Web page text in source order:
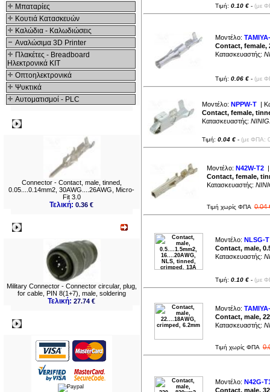
Μπαταρίες
Κουτιά Κατασκευών
Καλώδια - Καλωδιώσεις
Αναλώσιμα 3D Printer
Πλακέτες - Breadboard
Ηλεκτρονικά ΚΙΤ
Οπτοηλεκτρονικά
Ψυκτικά
Αυτοματισμοί - PLC
Connector - Contact, male, tinned,
0.05....0.14mm2, 30AWG....26AWG, Micro-
Fit 3.0
Τελική:0.36 €
Military Connector - Connector circular, plug,
for cable, PIN 8(1+7), male, soldering
Τελική:27.74 €
Τιμή: 0.10 € - (με
Μοντέλο:
Contact, female,
Κατασκευαστής:
Τιμή: 0.06 € - (με
Μοντέλο: NPPW-T |
Contact, female,
Κατασκευαστής:
Τιμή: 0.04 € - (με ΦΠΑ:
Μοντέλο: N42W-T2
Contact, female,
Κατασκευαστής:
Τιμή χωρίς ΦΠΑ 0.04
Μοντέλο: NLSG-T
Contact, male,
Κατασκευαστής:
Τιμή: 0.10 € - (με
Μοντέλο:
Contact, male,
Κατασκευαστής:
Τιμή χωρίς ΦΠΑ
Μοντέλο: N42G-
Contact, male,